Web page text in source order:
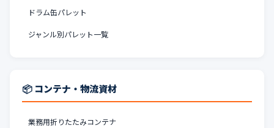
ドラム缶パレット
ジャンル別パレット一覧
📦 コンテナ・物流資材
業務用折りたたみコンテナ